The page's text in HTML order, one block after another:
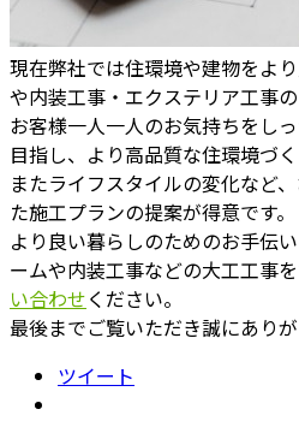
現在弊社では住環境や建物をよ
や内装工事・エクステリア工事
お客様一人一人のお気持ちをし
目指し、より高品質な住環境づ
またライフスタイルの変化など
た施工プランの提案が得意です。
より良い暮らしのためのお手伝
ームや内装工事などの大工工事
い合わせください。
最後までご覧いただき誠にあり
ツイート